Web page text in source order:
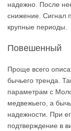
надежно. После
снижение. Сигнал
крупные периоды.
Повешенный
Проще всего
бычьего тренда.
параметрам с
медвежьего, а
надежности. При
подтверждение в